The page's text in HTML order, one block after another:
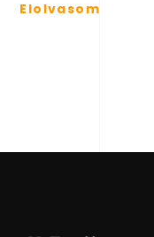
Elolvasom